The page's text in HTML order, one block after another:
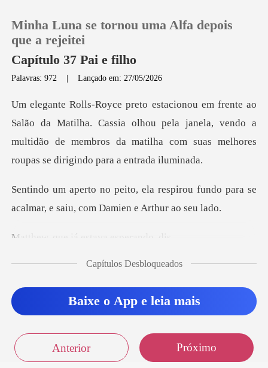
Loja
Histórico
Sair
Minha Luna se tornou uma Alfa depois
que a rejeitei
Capítulo 37 Pai e filho
Palavras: 972 |Lançado em: 27/05/2026
lha. Cassia olhou pela janela, vendo a
multidão de membros da matil
spirou fundo para se
acalmar, e sai
Capítulos Desbloqueados
Baixe o App e leia mais
Anterior Próximo